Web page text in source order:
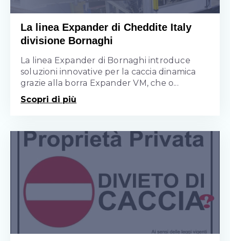
La linea Expander di Cheddite Italy
divisione Bornaghi
La linea Expander di Bornaghi introduce
soluzioni innovative per la caccia dinamica
grazie alla borra Expander VM, che o...
Scopri di più